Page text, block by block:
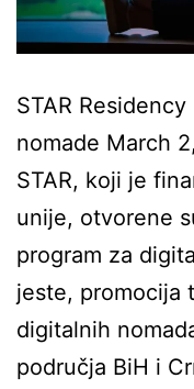
STAR
nomade March
STAR, koji je
unije, otvorene
program za
jeste, promocija
digitalnih
područja BiH i